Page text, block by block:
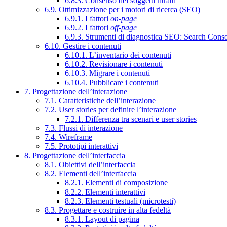
6.9. Ottimizzazione per i motori di ricerca (SEO)
6.9.1. I fattori on-page
6.9.2. I fattori off-page
6.9.3. Strumenti di diagnostica SEO: Search
6.10. Gestire i contenuti
6.10.1. L’inventario dei contenuti
6.10.2. Revisionare i contenuti
6.10.3. Migrare i contenuti
6.10.4. Pubblicare i contenuti
7. Progettazione dell’interazione
7.1. Caratteristiche dell’interazione
7.2. User stories per definire l’interazione
7.2.1. Differenza tra scenari e user stories
7.3. Flussi di interazione
7.4. Wireframe
7.5. Prototipi interattivi
8. Progettazione dell’interfaccia
8.1. Obiettivi dell’interfaccia
8.2. Elementi dell’interfaccia
8.2.1. Elementi di composizione
8.2.2. Elementi interattivi
8.2.3. Elementi testuali (microtesti)
8.3. Progettare e costruire in alta fedeltà
8.3.1. Layout di pagina